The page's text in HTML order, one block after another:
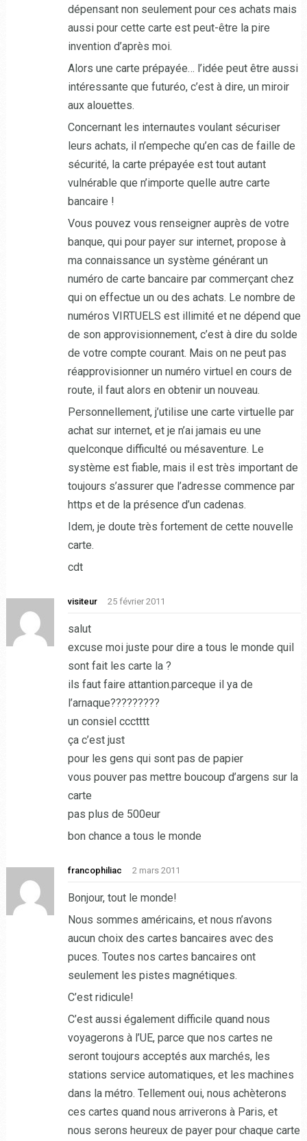
dépensant non seulement pour ces achats mais
aussi pour cette carte est peut-être la pire
invention d’après moi.
Alors une carte prépayée… l’idée peut être aussi
intéressante que futuréo, c’est à dire, un miroir
aux alouettes.
Concernant les internautes voulant sécuriser
leurs achats, il n’empeche qu’en cas de faille de
sécurité, la carte prépayée est tout autant
vulnérable que n’importe quelle autre carte
bancaire !
Vous pouvez vous renseigner auprès de votre
banque, qui pour payer sur internet, propose à
ma connaissance un système générant un
numéro de carte bancaire par commerçant chez
qui on effectue un ou des achats. Le nombre de
numéros VIRTUELS est illimité et ne dépend que
de son approvisionnement, c’est à dire du solde
de votre compte courant. Mais on ne peut pas
réapprovisionner un numéro virtuel en cours de
route, il faut alors en obtenir un nouveau.
Personnellement, j’utilise une carte virtuelle par
achat sur internet, et je n’ai jamais eu une
quelconque difficulté ou mésaventure. Le
système est fiable, mais il est très important de
toujours s’assurer que l’adresse commence par
https et de la présence d’un cadenas.
Idem, je doute très fortement de cette nouvelle
carte.
cdt
visiteur 25 février 2011
salut
excuse moi juste pour dire a tous le monde quil
sont fait les carte la ?
ils faut faire attantion.parceque il ya de
l’arnaque?????????
un consiel ccctttt
ça c’est just
pour les gens qui sont pas de papier
vous pouver pas mettre boucoup d’argens sur la
carte
pas plus de 500eur
bon chance a tous le monde
francophiliac 2 mars 2011
Bonjour, tout le monde!
Nous sommes américains, et nous n’avons
aucun choix des cartes bancaires avec des
puces. Toutes nos cartes bancaires ont
seulement les pistes magnétiques.
C’est ridicule!
C’est aussi également difficile quand nous
voyagerons à l’UE, parce que nos cartes ne
seront toujours acceptés aux marchés, les
stations service automatiques, et les machines
dans la métro. Tellement oui, nous achèterons
ces cartes quand nous arriverons à Paris, et
nous serons heureux de payer pour chaque carte